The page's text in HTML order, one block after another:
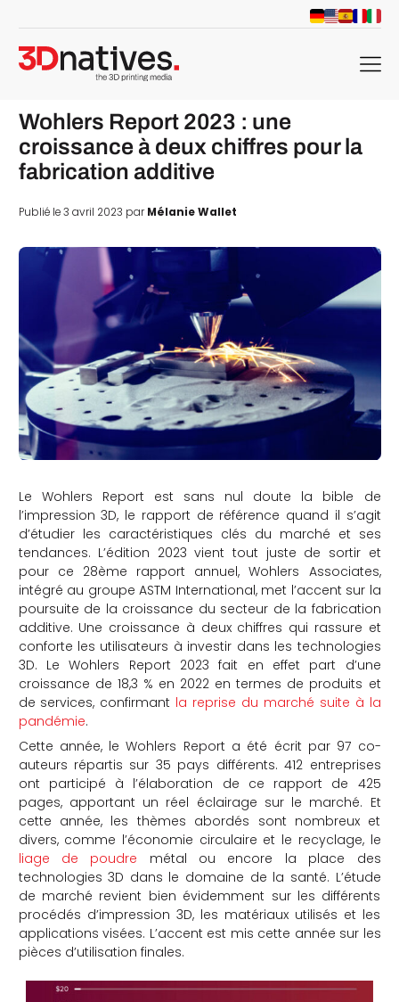
menu
Wohlers Report 2023 : une
croissance à deux chiffres pour la
fabrication additive
Publié le 3 avril 2023 parMélanie Wallet
Le Wohlers Report est sans nul doute la bible de
l’impression 3D, le rapport de référence quand il s’agit
d’étudier les caractéristiques clés du marché et ses
tendances. L’édition 2023 vient tout juste de sortir et
pour ce 28ème rapport annuel, Wohlers Associates,
intégré au groupe ASTM International, met l’accent sur la
poursuite de la croissance du secteur de la fabrication
additive. Une croissance à deux chiffres qui rassure et
conforte les utilisateurs à investir dans les technologies
3D. Le Wohlers Report 2023 fait en effet part d’une
croissance de 18,3 % en 2022 en termes de produits et
de services, confirmant la reprise du marché suite à la
pandémie.
Cette année, le Wohlers Report a été écrit par 97 co-
auteurs répartis sur 35 pays différents. 412 entreprises
ont participé à l’élaboration de ce rapport de 425
pages, apportant un réel éclairage sur le marché. Et
cette année, les thèmes abordés sont nombreux et
divers, comme l’économie circulaire et le recyclage, le
liage de poudre métal ou encore la place des
technologies 3D dans le domaine de la santé. L’étude
de marché revient bien évidemment sur les différents
procédés d’impression 3D, les matériaux utilisés et les
applications visées. L’accent est mis cette année sur les
pièces d’utilisation finales.